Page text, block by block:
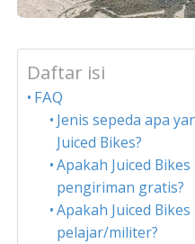
Daftar isi
FAQ
Jenis sepeda apa
Juiced Bikes?
Apakah Juiced
pengiriman gratis?
Apakah Juiced
pelajar/militer?